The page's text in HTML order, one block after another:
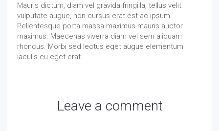
Mauris dictum, diam vel gravida fringilla, tellus velit
vulputate augue, non cursus erat est ac ipsum.
Pellentesque porta massa maximus mauris auctor
maximus. Maecenas viverra diam vel sem aliquam
rhoncus. Morbi sed lectus eget augue elementum
iaculis eu eget erat.
Leave a comment